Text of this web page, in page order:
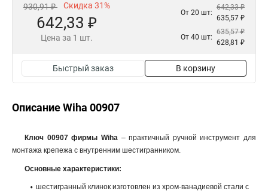
930,91 ₽ Скидка 31%
642,33 ₽
Цена за 1 шт.
От 20 шт:
642,33 ₽
635,57 ₽
От 40 шт:
635,57 ₽
628,81 ₽
Быстрый заказ В корзину
Описание Wiha 00907
Ключ 00907 фирмы Wiha– практичный ручной инструмент для
монтажа крепежа с внутренним шестигранником.
Основные характеристики:
шестигранный клинок изготовлен из хром-ванадиевой стали с